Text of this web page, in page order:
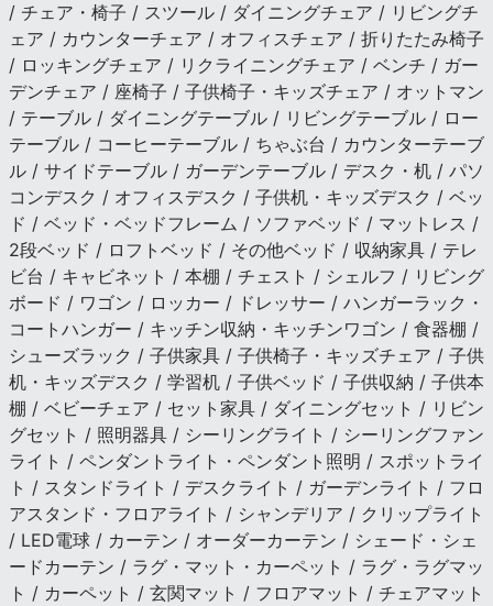
/ チェア・椅子 / スツール / ダイニングチェア / リビングチ
ェア / カウンターチェア / オフィスチェア / 折りたたみ椅子
/ ロッキングチェア / リクライニングチェア / ベンチ / ガー
デンチェア / 座椅子 / 子供椅子・キッズチェア / オットマン
/ テーブル / ダイニングテーブル / リビングテーブル / ロー
テーブル / コーヒーテーブル / ちゃぶ台 / カウンターテーブ
ル / サイドテーブル / ガーデンテーブル / デスク・机 / パソ
コンデスク / オフィスデスク / 子供机・キッズデスク / ベッ
ド / ベッド・ベッドフレーム / ソファベッド / マットレス /
2段ベッド / ロフトベッド / その他ベッド / 収納家具 / テレ
ビ台 / キャビネット / 本棚 / チェスト / シェルフ / リビング
ボード / ワゴン / ロッカー / ドレッサー / ハンガーラック・
コートハンガー / キッチン収納・キッチンワゴン / 食器棚 /
シューズラック / 子供家具 / 子供椅子・キッズチェア / 子供
机・キッズデスク / 学習机 / 子供ベッド / 子供収納 / 子供本
棚 / ベビーチェア / セット家具 / ダイニングセット / リビン
グセット / 照明器具 / シーリングライト / シーリングファン
ライト / ペンダントライト・ペンダント照明 / スポットライ
ト / スタンドライト / デスクライト / ガーデンライト / フロ
アスタンド・フロアライト / シャンデリア / クリップライト
/ LED電球 / カーテン / オーダーカーテン / シェード・シェ
ードカーテン / ラグ・マット・カーペット / ラグ・ラグマッ
ト / カーペット / 玄関マット / フロアマット / チェアマット